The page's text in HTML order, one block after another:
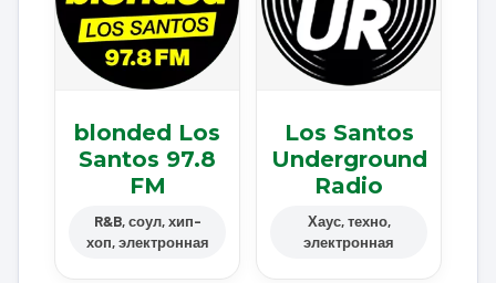
blonded Los
Santos 97.8
FM
R&B, соул, хип-
хоп, электронная
Los Santos
Underground
Radio
Хаус, техно,
электронная